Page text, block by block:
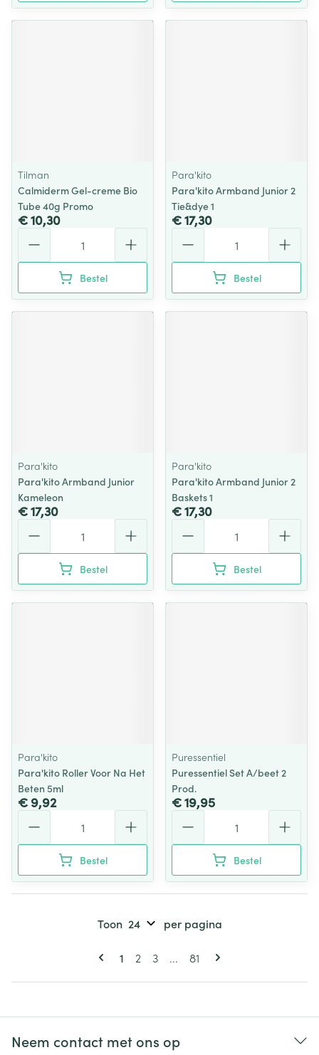
Tilman
Calmiderm Gel-creme Bio
Tube 40g Promo
€ 10,30
Bestel
Para'kito
Para'kito Armband Junior 2
Tie&dye 1
€ 17,30
Bestel
Para'kito
Para'kito Armband Junior
Kameleon
€ 17,30
Bestel
Para'kito
Para'kito Armband Junior 2
Baskets 1
€ 17,30
Bestel
Para'kito
Para'kito Roller Voor Na Het
Beten 5ml
€ 9,92
Bestel
Puressentiel
Puressentiel Set A/beet 2
Prod.
€ 19,95
Bestel
Pagina's
U lees momenteel pagina
1 Pagina
2 Pagina
3 ... Pagina
81
Toon per pagina
Neem contact met ons op